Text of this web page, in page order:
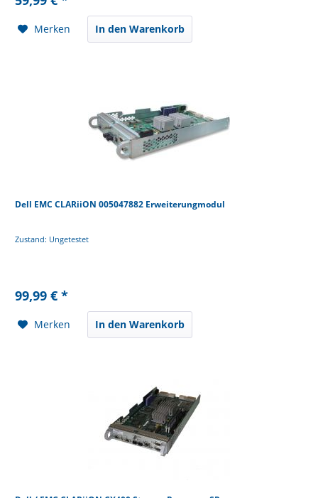
Merken In den Warenkorb
Dell EMC CLARiiON 005047882 Erweiterungmodul
Zustand: Ungetestet
99,99 € *
Merken In den Warenkorb